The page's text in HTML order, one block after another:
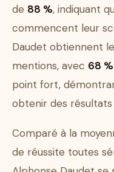
de 88 %, indiquant
commencent leur
Daudet obtiennent
mentions, avec 68 %
point fort,
obtenir des résultats
Comparé à la
de réussite toutes